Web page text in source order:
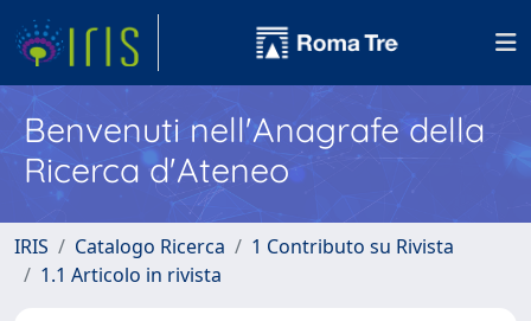
Benvenuti nell'Anagrafe della
Ricerca d'Ateneo
IRIS Catalogo Ricerca
1 Contributo su Rivista
1.1 Articolo in rivista